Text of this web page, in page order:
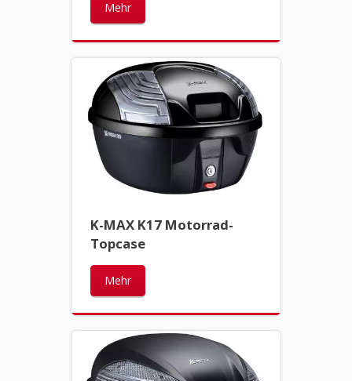
Mehr
K-MAX K17 Motorrad-
Topcase
Mehr